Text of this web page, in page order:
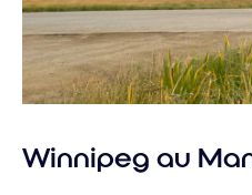
Winnipeg au